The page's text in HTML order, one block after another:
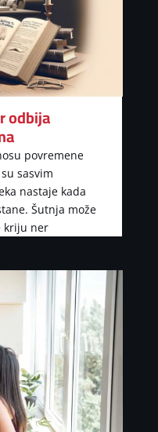
odbija
povremene
sasvim
nastaje kada
Šutnja može
kriju ner